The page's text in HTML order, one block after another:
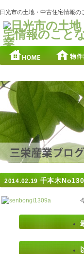
日光市の土地・中古住宅情報の
2014.02.19 千本木